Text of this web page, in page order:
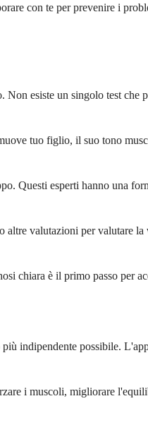
con te per prevenire i
esiste un singolo test che
tuo figlio, il suo tono
Questi esperti hanno una
altre valutazioni per valutare
chiara è il primo passo per
indipendente possibile.
i muscoli, migliorare